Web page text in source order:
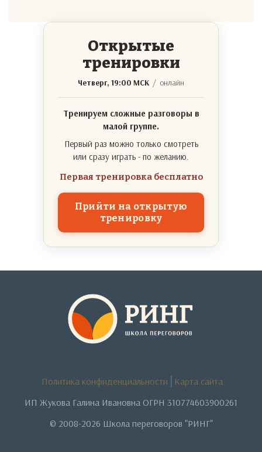
Открытые
тренировки
Четверг, 19:00 МСК / онлайн
Тренируем сложные разговоры в
малой группе.
Первый раз можно только смотреть
или сразу играть - по желанию.
Первая тренировка бесплатно
Прийти на открытую
тренировку
Политика конфиденциальности
Карта сайта
ИП Жукова Галина Ивановна ОГРН 310774603900261
© 2008-2026 Школа переговоров "РИНГ"